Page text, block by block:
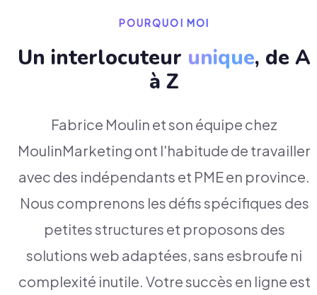
POURQUOI MOI
Un interlocuteur unique, de A
à Z
Fabrice Moulin et son équipe chez
MoulinMarketing ont l'habitude de travailler
avec des indépendants et PME en province.
Nous comprenons les défis spécifiques des
petites structures et proposons des
solutions web adaptées, sans esbroufe ni
complexité inutile. Votre succès en ligne est